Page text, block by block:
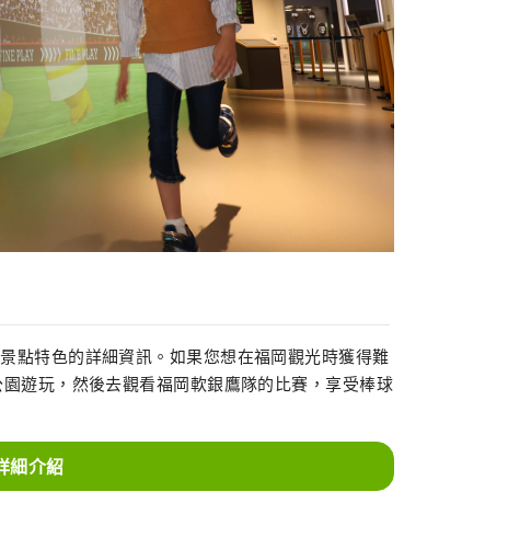
點特色的詳細資訊。如果您想在福岡觀光時獲得難
遊玩，然後去觀看福岡軟銀鷹隊的比賽，享受棒球
細介紹